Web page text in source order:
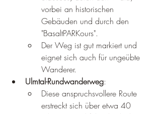
vorbei an historischen
Gebäuden und durch den
"BasaltPARKours".
Der Weg ist gut markiert und
eignet sich auch für ungeübte
Wanderer.
Ulmtal-Rundwanderweg:
Diese anspruchsvollere Route
erstreckt sich über etwa 40